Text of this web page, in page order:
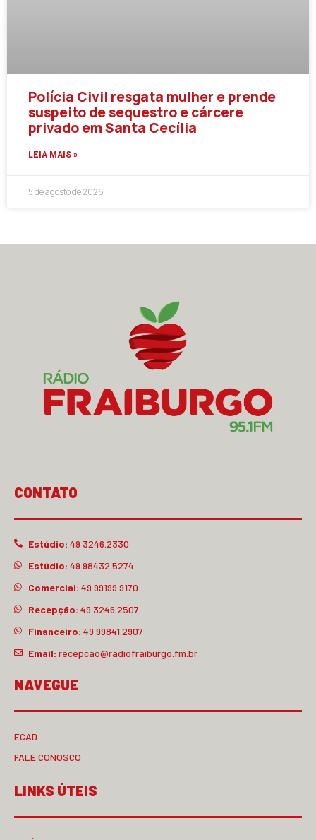
Polícia Civil resgata mulher e prende
suspeito de sequestro e cárcere
privado em Santa Cecília
LEIA MAIS »
5 de agosto de 2026
CONTATO
Estúdio: 49 3246.2330
Estúdio: 49 98432.5274
Comercial: 49 99199.9170
Recepção: 49 3246.2507
Financeiro: 49 99841.2907
Email: recepcao@radiofraiburgo.fm.br
NAVEGUE
ECAD
FALE CONOSCO
LINKS ÚTEIS